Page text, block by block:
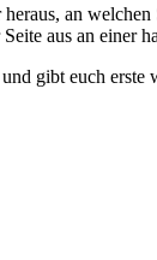
an
aus an einer
gibt euch erste